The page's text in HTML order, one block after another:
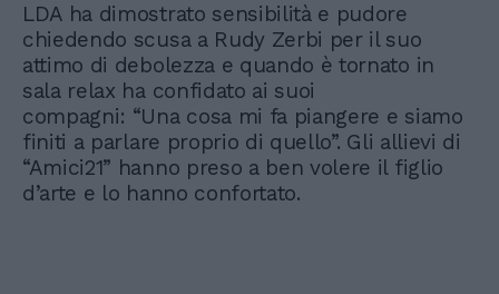
LDA ha dimostrato sensibilità e pudore
chiedendo scusa a Rudy Zerbi per il suo
attimo di debolezza e quando è tornato in
sala relax ha confidato ai suoi
compagni: “Una cosa mi fa piangere e siamo
finiti a parlare proprio di quello”. Gli allievi di
“Amici21” hanno preso a ben volere il figlio
d’arte e lo hanno confortato.